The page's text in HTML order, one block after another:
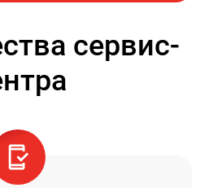
сервис-